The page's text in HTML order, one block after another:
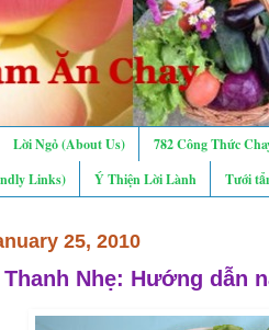
Lời Ngỏ (About Us)
782 Công Thức
Links)
Ý Thiện Lời Lành Tưới
25, 2010
Thanh Nhẹ: Hướng dẫn